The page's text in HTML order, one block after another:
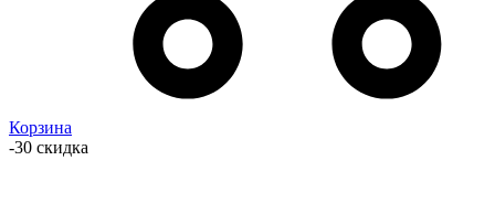
Корзина
-30 скидка